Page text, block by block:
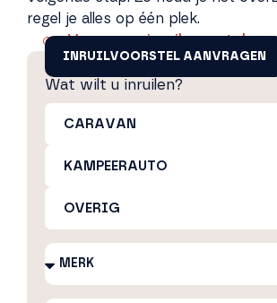
regel je alles op één plek.
Vraag een inruilvoorstel aan
INRUILVOORSTEL AANVRAGEN
Wat wilt u inruilen?
CARAVAN
KAMPEERAUTO
OVERIG